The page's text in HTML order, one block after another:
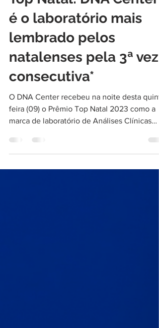
Top Natal: DNA Center
é o laboratório mais
lembrado pelos
natalenses pela 3ª vez
consecutiva*
O DNA Center recebeu na noite desta
feira (09) o Prêmio Top Natal 2023 como a